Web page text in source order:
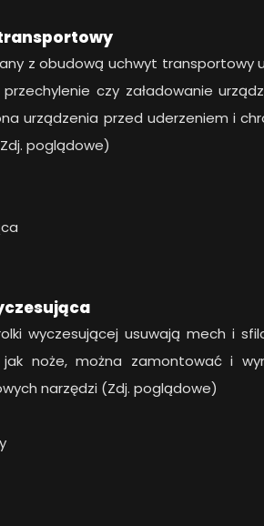
z obudową uchwyt transportowy
czy załadowanie
urządzenia przed uderzeniem i
poglądowe)
wyczesującej usuwają mech i
jak noże, można zamontować i
narzędzi (Zdj. poglądowe)